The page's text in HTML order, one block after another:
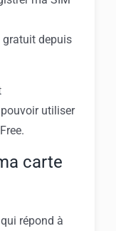
gratuit depuis
utiliser
carte
répond à